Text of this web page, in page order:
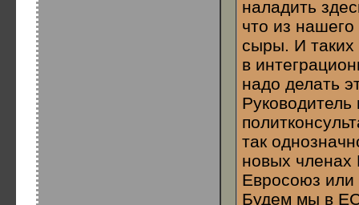
наладить
что из
сыры. И
в
надо делать
Руководитель
так
новых членах
Евросоюз или
Будем мы в